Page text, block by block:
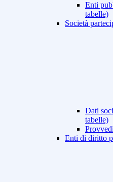
Enti
tabelle)
Società
Dati
tabelle)
Enti di diritto